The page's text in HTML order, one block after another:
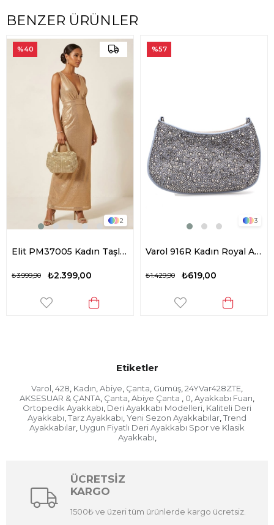
BENZER ÜRÜNLER
2
Elit PM37005 Kadın Taşlı Abiye Çanta Altın
₺2.399,00
₺3.999,90
%40
3
Varol 916R Kadın Royal Abiye Çanta Platin
₺619,00
₺1.429,90
%57
Etiketler
Varol 428 Kadın Abiye Çanta Gümüş 24YVar428ZTE
AKSESUAR & ÇANTA Çanta Abiye Çanta 0 Ayakkabı Fuarı
Ortopedik Ayakkabı Deri Ayakkabı Modelleri Kaliteli Deri
Ayakkabı Tarz Ayakkabı Yeni Sezon Ayakkabılar Trend
Ayakkabılar Uygun Fiyatlı Deri Ayakkabı Spor ve Klasik
Ayakkabı
ÜCRETSİZ
KARGO
1500₺ ve üzeri tüm ürünlerde kargo ücretsiz.